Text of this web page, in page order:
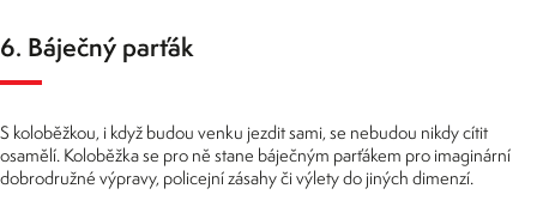
6. Báječný parťák
S koloběžkou, i když budou venku jezdit sami, se nebudou nikdy cítit
osamělí. Koloběžka se pro ně stane báječným parťákem pro imaginární
dobrodružné výpravy, policejní zásahy či výlety do jiných dimenzí.